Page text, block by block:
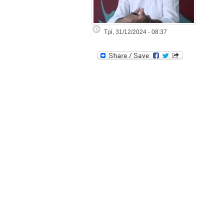
Τρί, 31/12/2024 - 08:37